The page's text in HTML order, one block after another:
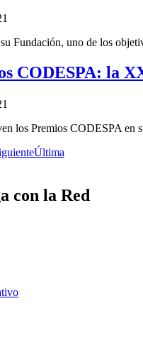
Fundación, uno de los
CODESPA: la
los Premios CODESPA
Última
con la Red